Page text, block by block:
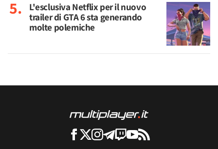
L'esclusiva Netflix per il nuovo
trailer di GTA 6 sta generando
molte polemiche